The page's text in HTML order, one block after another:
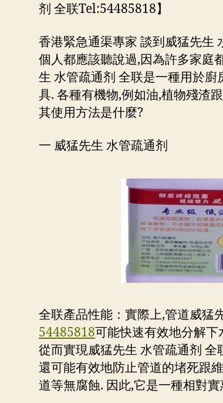
剂 全联Tel:54485818】
香港緊急通渠專家 談到威猛先生
個人都應該聽說過,因為許多家庭
生 水管疏通剂 全联是一種用於
具. 各種有機物,例如油,植物殘渣
其使用方法是什麼?
一 威猛先生 水管疏通剂
全联產品性能：實際上,管道威猛
54485818可能快速有效地分解
從而實現威猛先生 水管疏通剂
還可能有效地防止管道的堵死跟
道等無腐蝕. 因此,它是一種相對